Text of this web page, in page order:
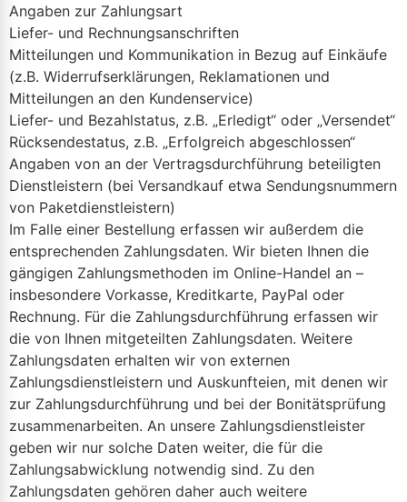
Angaben zur Zahlungsart
Liefer- und Rechnungsanschriften
Mitteilungen und Kommunikation in Bezug auf Einkäufe
(z.B. Widerrufserklärungen, Reklamationen und
Mitteilungen an den Kundenservice)
Liefer- und Bezahlstatus, z.B. „Erledigt“ oder „Versendet“
Rücksendestatus, z.B. „Erfolgreich abgeschlossen“
Angaben von an der Vertragsdurchführung beteiligten
Dienstleistern (bei Versandkauf etwa Sendungsnummern
von Paketdienstleistern)
Im Falle einer Bestellung erfassen wir außerdem die
entsprechenden Zahlungsdaten. Wir bieten Ihnen die
gängigen Zahlungsmethoden im Online-Handel an –
insbesondere Vorkasse, Kreditkarte, PayPal oder
Rechnung. Für die Zahlungsdurchführung erfassen wir
die von Ihnen mitgeteilten Zahlungsdaten. Weitere
Zahlungsdaten erhalten wir von externen
Zahlungsdienstleistern und Auskunfteien, mit denen wir
zur Zahlungsdurchführung und bei der Bonitätsprüfung
zusammenarbeiten. An unsere Zahlungsdienstleister
geben wir nur solche Daten weiter, die für die
Zahlungsabwicklung notwendig sind. Zu den
Zahlungsdaten gehören daher auch weitere